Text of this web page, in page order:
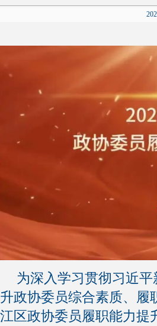
为深入学习贯彻习近
升政协委员综合素质、履
江区政协委员履职能力提